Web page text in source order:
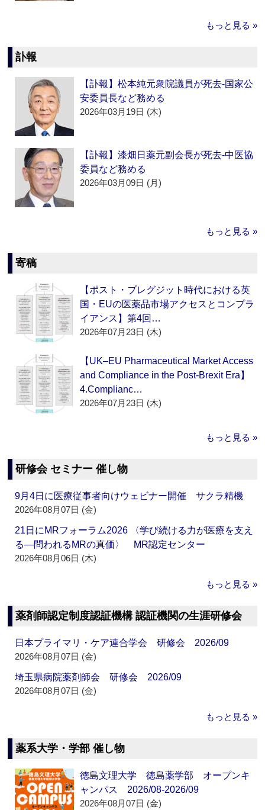
もっと見る »
訃報
【訃報】松本純元衆院議員が死去‐国家公
安委員長など務める
2026年03月19日 (木)
【訃報】漆畑日薬元副会長が死去‐中医協
委員など務める
2026年03月09日 (月)
もっと見る »
寄稿
【ポスト・ブレグジット時代における英
国・EUの医薬品市場アクセスとコンプラ
イアンス】第4回…
2026年07月23日 (木)
【UK–EU Pharmaceutical Market Access
and Compliance in the Post-Brexit Era】
4.Complianc…
2026年07月23日 (木)
もっと見る »
研修会 セミナー 催し物
9月4日に医療従事者向けウェビナー開催 サクラ精機
2026年08月07日 (金)
21日にMRフォーラム2026 〈学び続ける力が医療を支え
る―問われるMRの真価〉 MR認定センター
2026年08月06日 (木)
もっと見る »
薬剤師認定制度認証機構 認証機関の生涯研修会
日本プライマリ・ケア連合学会 研修会 2026/09
2026年08月07日 (金)
埼玉県病院薬剤師会 研修会 2026/09
2026年08月07日 (金)
もっと見る »
薬系大学・学部 催し物
徳島文理大学 徳島薬学部 オープンキ
ャンパス 2026/08-2026/09
2026年08月07日 (金)